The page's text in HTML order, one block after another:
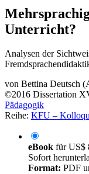
Unterricht?
Analysen der
von Bettina Deutsch
©2016 Dissertation
Pädagogik
Reihe: KFU –
eBook fürUS$
Sofort
Format: PDF